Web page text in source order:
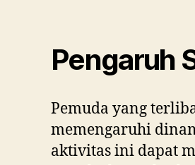
Pengaruh
Pemuda yang
memengaruhi
aktivitas ini dapat